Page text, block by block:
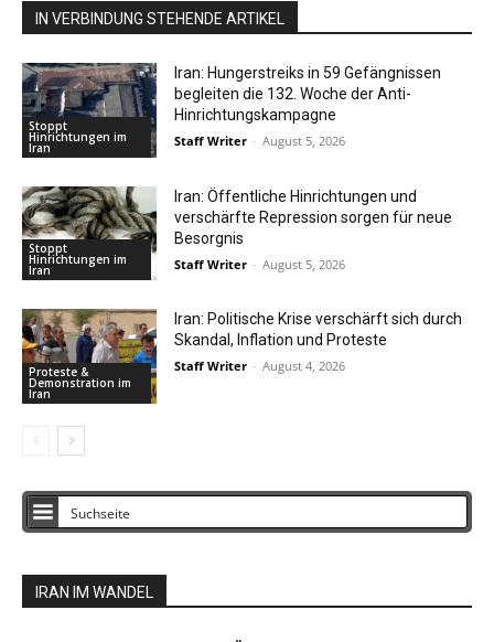
IN VERBINDUNG STEHENDE ARTIKEL
Stoppt
Hinrichtungen im
Iran
Iran: Hungerstreiks in 59 Gefängnissen
begleiten die 132. Woche der Anti-
Hinrichtungskampagne
Staff Writer - August 5, 2026
Stoppt
Hinrichtungen im
Iran
Iran: Öffentliche Hinrichtungen und
verschärfte Repression sorgen für neue
Besorgnis
Staff Writer - August 5, 2026
Proteste &
Demonstration im
Iran
Iran: Politische Krise verschärft sich durch
Skandal, Inflation und Proteste
Staff Writer - August 4, 2026
IRAN IM WANDEL